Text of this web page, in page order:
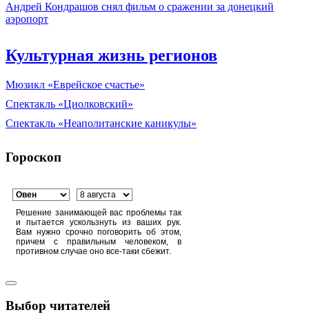
Андрей Кондрашов снял фильм о сражении за донецкий
аэропорт
Культурная жизнь регионов
Мюзикл «Еврейское счастье»
Спектакль «Циолковский»
Спектакль «Неаполитанские каникулы»
Гороскоп
Решение занимающей вас проблемы так
и пытается ускользнуть из ваших рук.
Вам нужно срочно поговорить об этом,
причем с правильным человеком, в
противном случае оно все-таки сбежит.
Выбор читателей